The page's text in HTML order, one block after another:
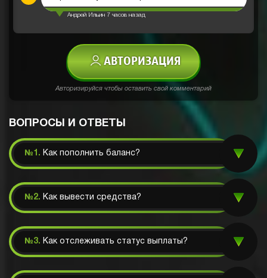
Андрей Ильин 7 часов назад
АВТОРИЗАЦИЯ
Авторизируйся чтобы оставить свой комментарий
ВОПРОСЫ И ОТВЕТЫ
№1. Как пополнить баланс?
№2. Как вывести средства?
№3. Как отслеживать статус выплаты?